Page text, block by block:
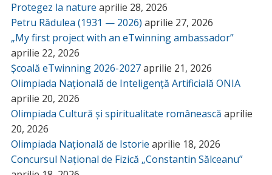
Protegez la nature aprilie 28, 2026
Petru Rădulea (1931 — 2026) aprilie 27, 2026
„My first project with an eTwinning ambassador”
aprilie 22, 2026
Școală eTwinning 2026-2027aprilie 21, 2026
Olimpiada Națională de Inteligență Artificială ONIA
aprilie 20, 2026
Olimpiada Cultură și spiritualitate românească aprilie
20, 2026
Olimpiada Națională de Istorie aprilie 18, 2026
Concursul Național de Fizică „Constantin Sălceanu”